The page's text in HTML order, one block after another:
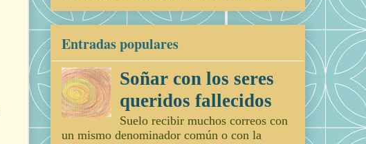
Entradas populares
Soñar con los seres
queridos fallecidos
Suelo recibir muchos correos con
un mismo denominador común o con la